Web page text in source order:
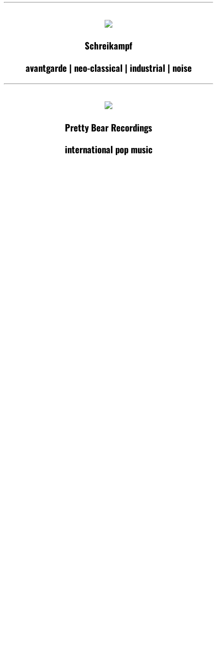
Schreikampf
avantgarde | neo-classical | industrial | noise
Pretty Bear Recordings
international pop music